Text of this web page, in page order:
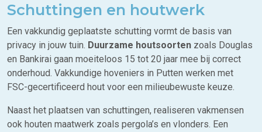
Schuttingen en houtwerk
Een vakkundig geplaatste schutting vormt de basis van
privacy in jouw tuin. Duurzame houtsoorten zoals Douglas
en Bankirai gaan moeiteloos 15 tot 20 jaar mee bij correct
onderhoud. Vakkundige hoveniers in Putten werken met
FSC-gecertificeerd hout voor een milieubewuste keuze.
Naast het plaatsen van schuttingen, realiseren vakmensen
ook houten maatwerk zoals pergola’s en vlonders. Een